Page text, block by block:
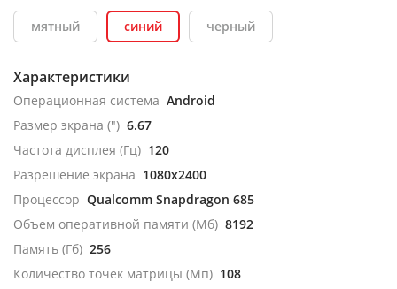
мятный синий черный
Характеристики
Операционная система Android
Размер экрана (") 6.67
Частота дисплея (Гц) 120
Разрешение экрана 1080x2400
Процессор Qualcomm Snapdragon 685
Объем оперативной памяти (Мб) 8192
Память (Гб) 256
Количество точек матрицы (Мп) 108